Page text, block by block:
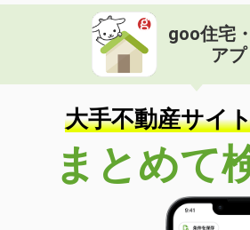
岐阜県岐阜市近島２丁目
価 格
住 所
岐阜県岐阜市近
物件種別 貸倉庫
使用面積
158.55m²
岐阜県多治見市前畑町１丁目
価 格
0.65万円
岐阜県多治見市
貸駐車場
goo住宅
アプ
大手不動産サイ
まとめて